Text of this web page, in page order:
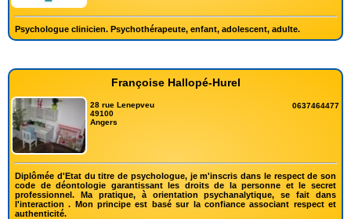
Psychologue clinicien. Psychothérapeute, enfant, adolescent, adulte.
Françoise Hallopé-Hurel
28 rue Lenepveu
49100
Angers
0637464477
Diplômée d'Etat du titre de psychologue, je m'inscris dans le respect de son
code de déontologie garantissant les droits de la personne et le secret
professionnel. Ma pratique, à orientation psychanalytique, se fait dans
l'interaction . Mon principe est basé sur la confiance associant respect et
authenticité.